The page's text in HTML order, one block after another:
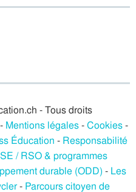
- Tous droits
- Mentions légales-Cookies-
Éducation - Responsabilité
/ RSO & programmes
durable (ODD) - Les
- Parcours citoyen de